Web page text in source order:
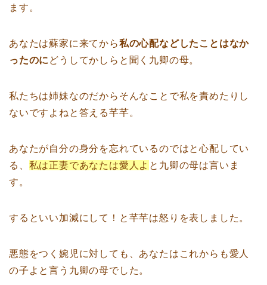
ます。
あなたは蘇家に来てから私の心配などしたことはなか
ったのに どうしてかしらと聞く九卿の母。
私たちは姉妹なのだからそんなことで私を責めたりし
ないですよねと答える芊芊。
あなたが自分の身分を忘れているのではと心配してい
る、 私は正妻であなたは愛人よ と九卿の母は言いま
す。
するといい加減にして！と芊芊は怒りを表しました。
悪態をつく婉児に対しても、あなたはこれからも愛人
の子よと言う九卿の母でした。